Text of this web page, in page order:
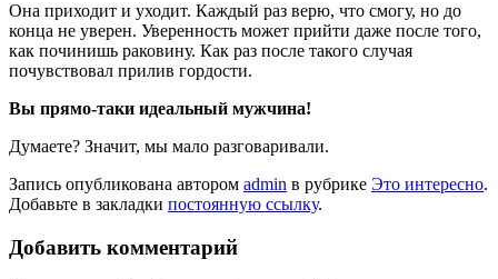
Она приходит и уходит. Каждый раз верю, что смогу, но до
конца не уверен. Уверенность может прийти даже после того,
как починишь раковину. Как раз после такого случая
почувствовал прилив гордости.
Вы прямо-таки идеальный мужчина!
Думаете? Значит, мы мало разговаривали.
Запись опубликована автором admin в рубрике Это интересно.
Добавьте в закладки постоянную ссылку.
Добавить комментарий